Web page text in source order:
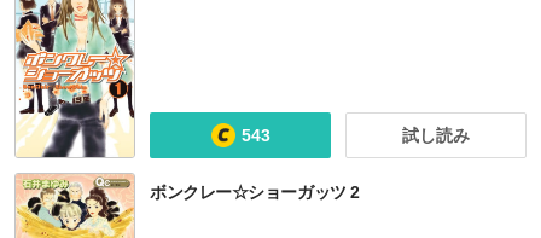
543 試し読み
ボンクレー☆ショーガッツ 2